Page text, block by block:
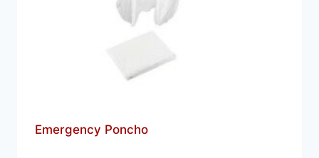
Emergency Poncho